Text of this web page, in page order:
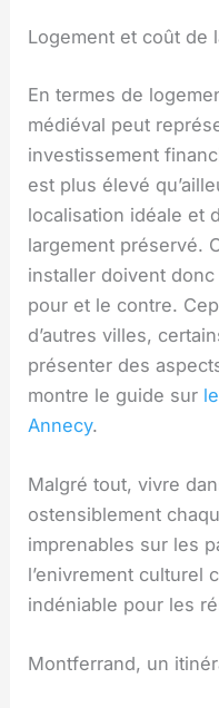
Logement et coût de
En termes de
médiéval peut
investissement
est plus élevé
localisation idéale et
largement préservé.
installer doivent
pour et le contre.
d’autres villes,
présenter des
montre le guide sur
Annecy.
Malgré tout, vivre
ostensiblement
imprenables sur les
l’enivrement culturel
indéniable pour les
Montferrand, un